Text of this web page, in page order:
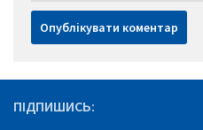
ПІДПИШИСЬ: